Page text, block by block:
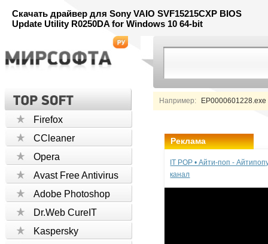
Скачать драйвер для Sony VAIO SVF15215CXP BIOS
Update Utility R0250DA for Windows 10 64-bit
Например: EP0000601228.exe
Firefox
CCleaner
Opera
Avast Free Antivirus
Adobe Photoshop
Dr.Web CureIT
Kaspersky
Реклама
IT POP • Айти-поп -
канал